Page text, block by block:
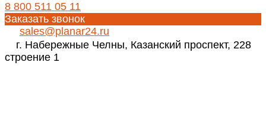
8 800 511 05 11
Заказать звонок
sales@planar24.ru
г. Набережные Челны, Казанский проспект, 228
строение 1